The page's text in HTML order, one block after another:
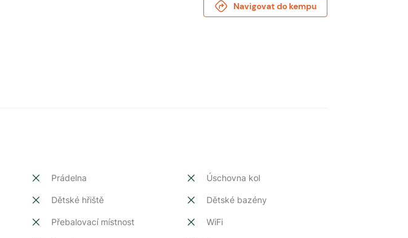
Navigovat do kempu
Prádelna Úschovna kol
Dětské hřiště Dětské bazény
Přebalovací místnost WiFi